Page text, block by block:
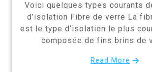
Voici quelques types courants
d’isolation Fibre de verre La
est le type d’isolation le plus
composée de fins brins de
Read More